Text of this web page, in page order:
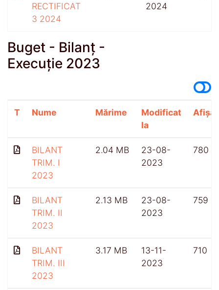
RECTIFICAT
3 2024
2024
Buget - Bilanț -
Execuție 2023
T Nume Mărime
Modificat
la
BILANT
TRIM. I
2023
2.04 MB
23-08-
2023
780
BILANT
TRIM. II
2023
2.13 MB
23-08-
2023
759
BILANT
TRIM. III
2023
3.17 MB
13-11-
2023
710